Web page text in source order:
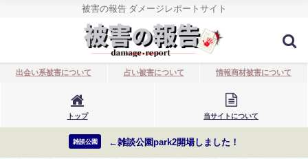
被害の報告 ダメージレポートサイト
出会い系被害について 占い被害について 情報商材被害について
トップ 当サイトについて
雑談公園 ←雑談公園park2開場しました！